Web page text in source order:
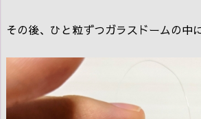
その後、ひと粒ずつガラスドームの中